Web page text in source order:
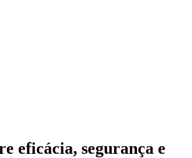
eficácia, segurança e